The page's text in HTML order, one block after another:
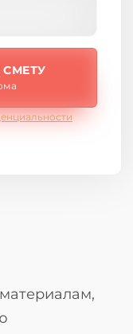
СМЕТУ